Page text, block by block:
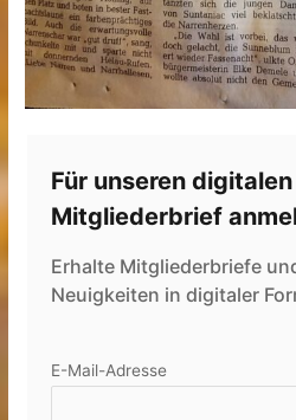
Für unseren digitalen
Mitgliederbrief
Erhalte Mitgliederbriefe
Neuigkeiten in digitaler
E-Mail-Adresse